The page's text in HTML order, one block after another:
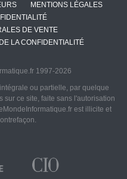
MENTIONS LÉGALES
DE VENTE
LA CONFIDENTIALITÉ
1997-2026
ou partielle, par quelque
sur ce site, faite sans l'autorisation
est illicite et